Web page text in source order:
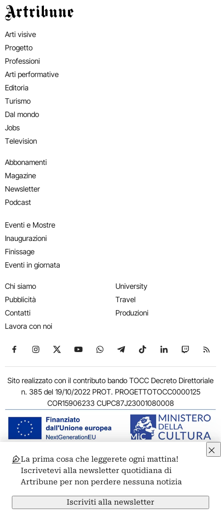
Artribune
Arti visive
Progetto
Professioni
Arti performative
Editoria
Turismo
Dal mondo
Jobs
Television
Abbonamenti
Magazine
Newsletter
Podcast
Eventi e Mostre
Inaugurazioni
Finissage
Eventi in giornata
Chi siamo
Pubblicità
Contatti
Lavora con noi
University
Travel
Produzioni
Seguici su Facebook
Seguici su Instagram
Seguici su X
Seguici su YouTube
Seguici su WhatsApp
Seguici su Telegram
Seguici su TikTok
Seguici su
Seguici
Sito realizzato con il contributo bando TOCC Decreto Direttoriale
n. 385 del 19/10/2022 PROT. PROGETTOTOCC0000125
COR15906233 CUPC87J23001080008
© 2011-2026 ARTRIBUNE srl – Corso Vittorio Emanuele II, 287 –
00186 Roma - P.I. 11381581005
Privacy: Responsabile della protezione dei dati personali
ARTRIBUNE srl – Corso Vittorio Emanuele II, 287 – 00186 Roma
Termini e condizioniPrivacy PolicyCookie PolicyCredits
La prima cosa che leggerete ogni mattina!
Iscrivetevi alla newsletter quotidiana di
Artribune per non perdere nessuna notizia
Iscriviti alla newsletter